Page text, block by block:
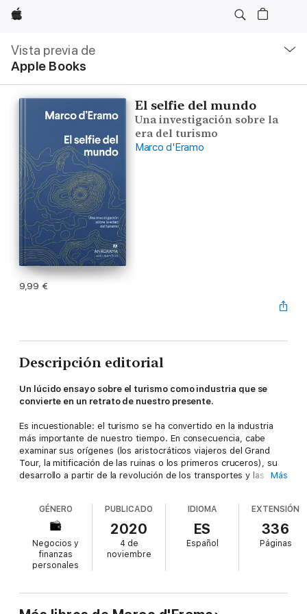
Apple
Vista previa de
Apple Books
local
Abrir
menú
El selfie del mundo
Una investigación sobre la
era del turismo
Marco d'Eramo
9,99 €
Descripción editorial
Un lúcido ensayo sobre el turismo como industria que se
convierte en un retrato de nuestro presente.
Es incuestionable: el turismo se ha convertido en la industria
más importante de nuestro tiempo. En consecuencia, cabe
examinar sus orígenes (los aristocráticos viajeros del Grand
Tour, la mitificación de las ruinas o los primeros cruceros), su
desarrollo a partir de la revolución de los transportes y las
de turismo, al margen del tradicional (deportivo, sexual, de
negocios, gastronómico, etc.), hasta llegar a plantear el posible
fin de esta edad del turismo en que vivimos debido a
transformaciones económicas o culturales. Precisamente, la
pandemia de covid-19 ha venido a demostrar hasta qué punto
nuestro mundo depende de una industria cuyo colapso puede
Pero este ensayo va más allá del estudio histórico para
Más
GÉNERO
Negocios y
finanzas
personales
PUBLICADO
2020
4 de
noviembre
IDIOMA
ES
Español
EXTENSIÓN
336
Páginas